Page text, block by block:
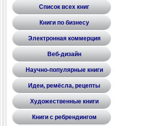
Список всех книг
Книги по бизнесу
Электронная коммерция
Веб-дизайн
Научно-популярные книги
Идеи, ремёсла, рецепты
Художественные книги
Книги с ребрендингом